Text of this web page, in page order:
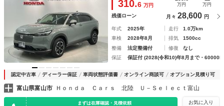
310.6 万円 万円 万円
残価ローン 月々 28,600 円
年式 2025年 走行
1.0万km
車検
2028年8月 排気
1500cc
整備
法定整備付 修復
なし
保証
保証付 (2028(令和10)年8月まで・
認定中古車 ディーラー保証 車両状態評価書 オンライン商談可 オプション見積り可
富山県富山市 Ｈｏｎｄａ Ｃａｒｓ 北陸 Ｕ－Ｓｅｌｅｃｔ富山
まずは在庫確認・見積依頼 お気に入り